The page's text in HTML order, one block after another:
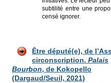
subtilité entre une
censé ignorer.
Être député(e), de
circonscription. Palais
Bourbon, de Kokopello
(Dargaud/Seuil, 2021)